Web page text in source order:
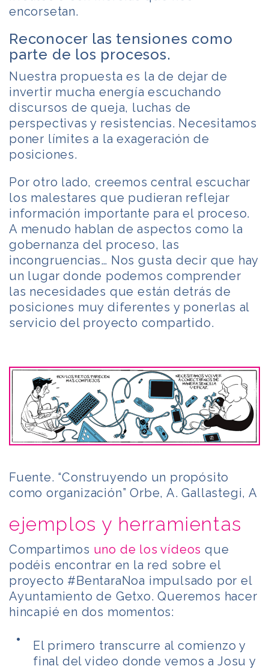
encorsetan.
Reconocer las tensiones como
parte de los procesos.
Nuestra propuesta es la de dejar de
invertir mucha energía escuchando
discursos de queja, luchas de
perspectivas y resistencias. Necesitamos
poner límites a la exageración de
posiciones.
Por otro lado, creemos central escuchar
los malestares que pudieran reflejar
información importante para el proceso.
A menudo hablan de aspectos como la
gobernanza del proceso, las
incongruencias… Nos gusta decir que hay
un lugar donde podemos comprender
las necesidades que están detrás de
posiciones muy diferentes y ponerlas al
servicio del proyecto compartido.
Fuente. “Construyendo un propósito
como organización” Orbe, A. Gallastegi, A
ejemplos y herramientas
Compartimos uno de los vídeos que
podéis encontrar en la red sobre el
proyecto #BentaraNoa impulsado por el
Ayuntamiento de Getxo. Queremos hacer
hincapié en dos momentos:
El primero transcurre al comienzo y
final del video donde vemos a Josu y